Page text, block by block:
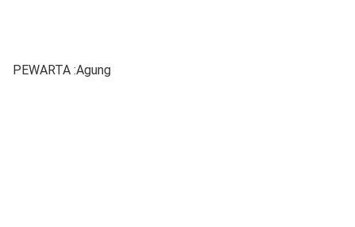
PEWARTA :Agung